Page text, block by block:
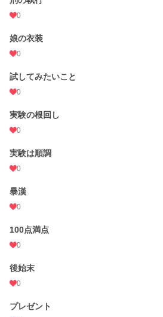
0
娘の衣装
0
試してみたいこと
0
実験の根回し
0
実験は順調
0
暴漢
0
100点満点
0
後始末
0
プレゼント